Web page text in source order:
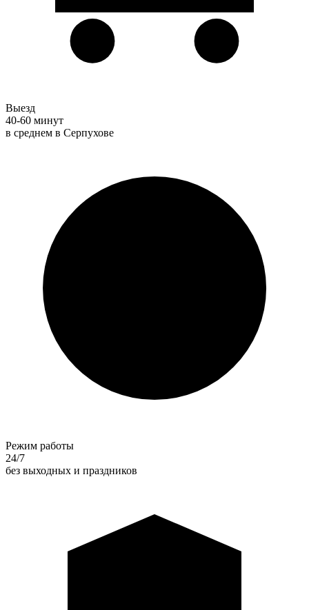
Выезд
40-60 минут
в среднем в Серпухове
Режим работы
24/7
без выходных и праздников